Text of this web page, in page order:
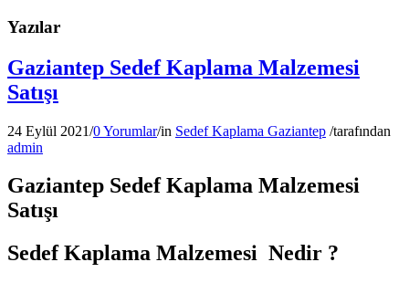
Yazılar
Gaziantep Sedef Kaplama Malzemesi
Satışı
24 Eylül 2021/0 Yorumlar/in Sedef Kaplama Gaziantep /tarafından
admin
Gaziantep Sedef Kaplama Malzemesi
Satışı
Sedef Kaplama Malzemesi Nedir ?